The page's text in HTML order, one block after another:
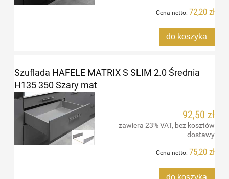
Cena netto: 72,20 zł
do koszyka
Szuflada HAFELE MATRIX S SLIM 2.0 Średnia
H135 350 Szary mat
92,50 zł
zawiera 23% VAT, bez kosztów
dostawy
Cena netto: 75,20 zł
do koszyka